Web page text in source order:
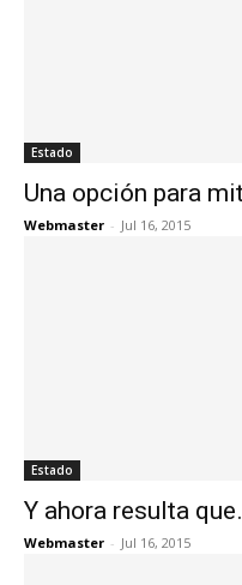
Estado
Una opción para
Webmaster - Jul 16, 2015
Estado
Y ahora resulta
Webmaster - Jul 16, 2015